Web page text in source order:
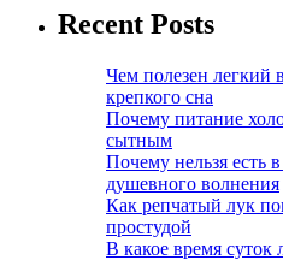
Recent Posts
Чем полезен легкий
крепкого сна
Почему питание
сытным
Почему нельзя есть
душевного волнения
Как репчатый лук
простудой
В какое время